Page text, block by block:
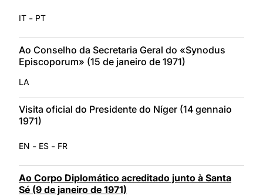
IT - PT
Ao Conselho da Secretaria Geral do «Synodus
Episcoporum» (15 de janeiro de 1971)
LA
Visita oficial do Presidente do Níger (14 gennaio
1971)
EN - ES - FR
Ao Corpo Diplomático acreditado junto à Santa
Sé (9 de janeiro de 1971)